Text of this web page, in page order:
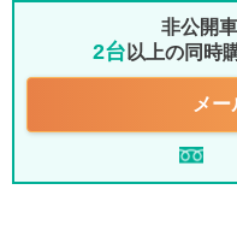
非公開
2台 以上の同時
メ